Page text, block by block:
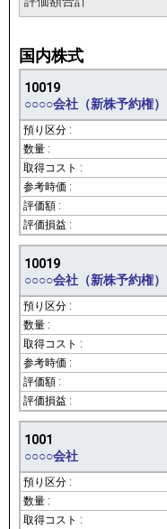
国内株式
10019
○○○○会社（新株予約権）
10019
○○○○会社（新株予約権）
1001
○○○○会社